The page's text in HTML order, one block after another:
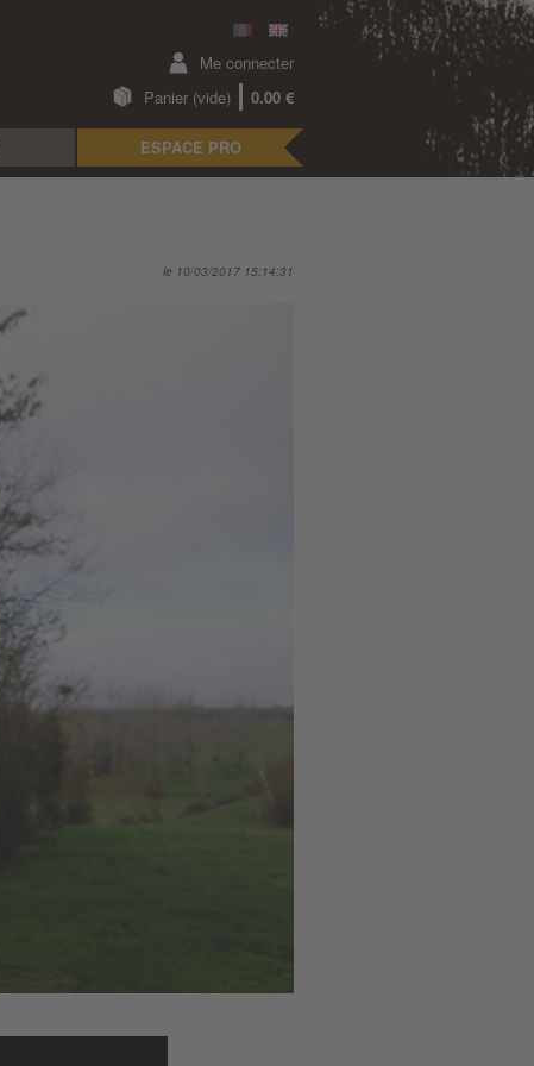
Me connecter
Panier (vide)
0.00 €
ESPACE PRO
le 10/03/2017 15:14:31